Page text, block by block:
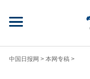
中国日报网 > 本网专稿 >